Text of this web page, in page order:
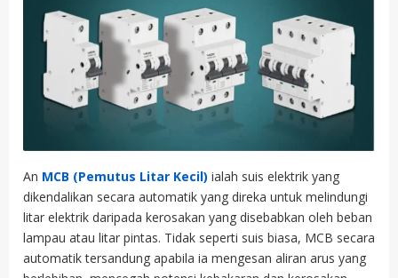
An MCB (Pemutus Litar Kecil) ialah suis elektrik yang
dikendalikan secara automatik yang direka untuk melindungi
litar elektrik daripada kerosakan yang disebabkan oleh beban
lampau atau litar pintas. Tidak seperti suis biasa, MCB secara
automatik tersandung apabila ia mengesan aliran arus yang